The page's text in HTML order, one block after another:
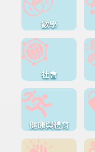
數學
社會
健康與體育